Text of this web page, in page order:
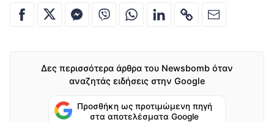
Δες περισσότερα άρθρα του Newsbomb όταν
αναζητάς ειδήσεις στην Google
Προσθήκη ως προτιμώμενη πηγή
στα αποτελέσματα Google